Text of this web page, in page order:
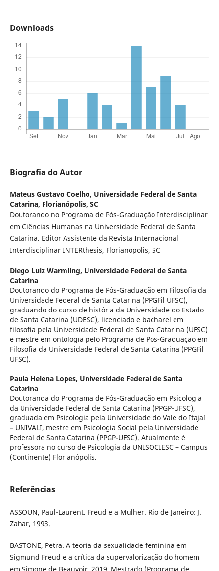
Downloads
Biografia do Autor
Mateus Gustavo Coelho, Universidade Federal de Santa
Catarina, Florianópolis, SC
Doutorando no Programa de Pós-Graduação Interdisciplinar
em Ciências Humanas na Universidade Federal de Santa
Catarina. Editor Assistente da Revista Internacional
Interdisciplinar INTERthesis, Florianópolis, SC
Diego Luiz Warmling, Universidade Federal de Santa
Catarina
Doutorando do Programa de Pós-Graduação em Filosofia da
Universidade Federal de Santa Catarina (PPGFil UFSC),
graduando do curso de história da Universidade do Estado
de Santa Catarina (UDESC), licenciado e bacharel em
filosofia pela Universidade Federal de Santa Catarina (UFSC)
e mestre em ontologia pelo Programa de Pós-Graduação em
Filosofia da Universidade Federal de Santa Catarina (PPGFil
UFSC).
Paula Helena Lopes, Universidade Federal de Santa
Catarina
Doutoranda do Programa de Pós-Graduação em Psicologia
da Universidade Federal de Santa Catarina (PPGP-UFSC),
graduada em Psicologia pela Universidade do Vale do Itajaí
– UNIVALI, mestre em Psicologia Social pela Universidade
Federal de Santa Catarina (PPGP-UFSC). Atualmente é
professora no curso de Psicologia da UNISOCIESC – Campus
(Continente) Florianópolis.
Referências
ASSOUN, Paul-Laurent. Freud e a Mulher. Rio de Janeiro: J.
Zahar, 1993.
BASTONE, Petra. A teoria da sexualidade feminina em
Sigmund Freud e a crítica da supervalorização do homem
em Simone de Beauvoir. 2019. Mestrado (Programa de